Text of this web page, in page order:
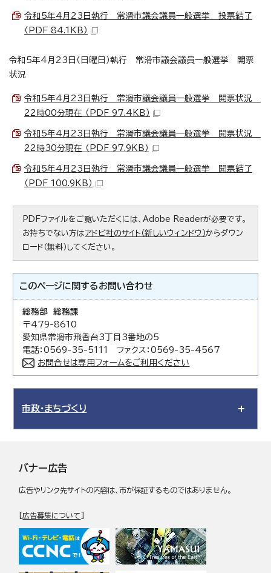
令和5年4月23日執行 常滑市議会議員一般選挙 投票結了
（PDF 84.1KB）
令和5年4月23日（日曜日）執行 常滑市議会議員一般選挙 開票
状況
令和5年4月23日執行 常滑市議会議員一般選挙 開票状況
22時00分現在 （PDF 97.4KB）
令和5年4月23日執行 常滑市議会議員一般選挙 開票状況
22時30分現在 （PDF 97.9KB）
令和5年4月23日執行 常滑市議会議員一般選挙 開票結了
（PDF 100.9KB）
PDFファイルをご覧いただくには、Adobe Readerが必要です。
お持ちでない方はアドビ社のサイト（新しいウィンドウ）からダウン
ロード（無料）してください。
このページに関する お問い合わせ
総務部 総務課
〒479-8610
愛知県常滑市飛香台3丁目3番地の5
電話：0569-35-5111 ファクス：0569-35-4567
お問合せは専用フォームをご利用ください
市政・まちづくり
バナー広告
広告やリンク先サイトの内容は、市が保証するものではありません。
[広告募集について